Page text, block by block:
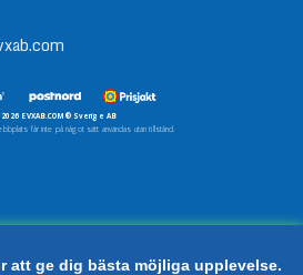
att ge dig bästa möjliga upplevelse.
EVXAB.COM® Sverige AB
får inte på något sätt användas utan tillstånd.